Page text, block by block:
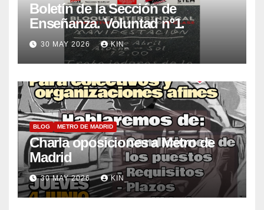
Boletín de la Sección de
Enseñanza. Voluntad nº1.
30 MAY 2026 KIN_
BLOG METRO DE MADRID
Charla oposiciones a Metro de
Madrid
30 MAY 2026 KIN_